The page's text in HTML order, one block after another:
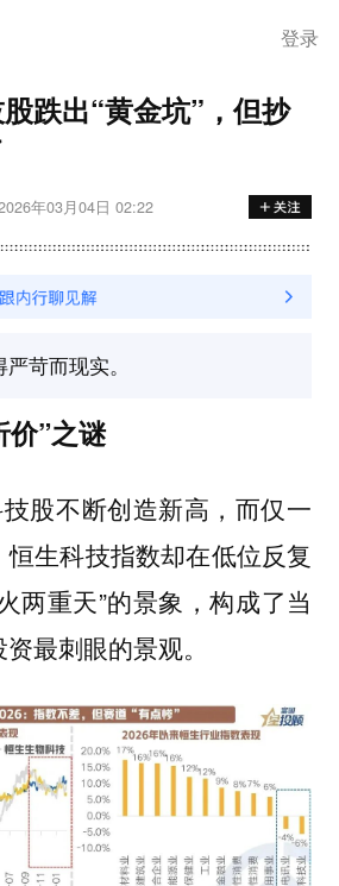
登录
跌出“黄金坑”，但抄
年03月04日 02:22
苛而现实。
价”之谜
股不断创造新高，而仅一
生科技指数却在低位反复
两重天”的景象，构成了当
最刺眼的景观。